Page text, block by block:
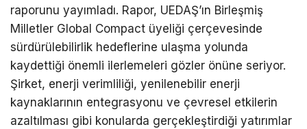
raporunu yayımladı. Rapor, UEDAŞ’ın Birleşmiş
Milletler Global Compact üyeliği çerçevesinde
sürdürülebilirlik hedeflerine ulaşma yolunda
kaydettiği önemli ilerlemeleri gözler önüne seriyor.
Şirket, enerji verimliliği, yenilenebilir enerji
kaynaklarının entegrasyonu ve çevresel etkilerin
azaltılması gibi konularda gerçekleştirdiği yatırımlar